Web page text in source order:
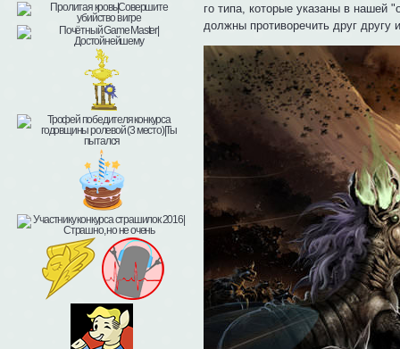
го типа, которые указаны в нашей
должны противоречить друг другу